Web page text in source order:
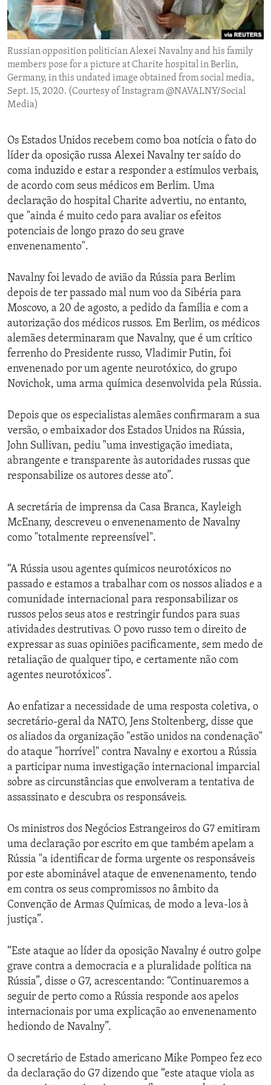
ENVIRONMENT AND HEALTH
IDEALS AND INSTITUTIONS
Russian opposition politician Alexei Navalny and his family
members pose for a picture at Charite hospital in Berlin,
Germany, in this undated image obtained from social media,
Sept. 15, 2020. (Courtesy of Instagram @NAVALNY/Social
Media)
Os Estados Unidos recebem como boa notícia o fato do
líder da oposição russa Alexei Navalny ter saído do
coma induzido e estar a responder a estímulos verbais,
de acordo com seus médicos em Berlim. Uma
declaração do hospital Charite advertiu, no entanto,
que "ainda é muito cedo para avaliar os efeitos
potenciais de longo prazo do seu grave
envenenamento".
Navalny foi levado de avião da Rússia para Berlim
depois de ter passado mal num voo da Sibéria para
Moscovo, a 20 de agosto, a pedido da família e com a
autorização dos médicos russos. Em Berlim, os médicos
alemães determinaram que Navalny, que é um crítico
ferrenho do Presidente russo, Vladimir Putin, foi
envenenado por um agente neurotóxico, do grupo
Novichok, uma arma química desenvolvida pela Rússia.
Depois que os especialistas alemães confirmaram a sua
versão, o embaixador dos Estados Unidos na Rússia,
John Sullivan, pediu "uma investigação imediata,
abrangente e transparente às autoridades russas que
responsabilize os autores desse ato”.
A secretária de imprensa da Casa Branca, Kayleigh
McEnany, descreveu o envenenamento de Navalny
como "totalmente repreensível".
“A Rússia usou agentes químicos neurotóxicos no
passado e estamos a trabalhar com os nossos aliados e a
comunidade internacional para responsabilizar os
russos pelos seus atos e restringir fundos para suas
atividades destrutivas. O povo russo tem o direito de
expressar as suas opiniões pacificamente, sem medo de
retaliação de qualquer tipo, e certamente não com
agentes neurotóxicos”.
Ao enfatizar a necessidade de uma resposta coletiva, o
secretário-geral da NATO, Jens Stoltenberg, disse que
os aliados da organização "estão unidos na condenação"
do ataque "horrível" contra Navalny e exortou a Rússia
a participar numa investigação internacional imparcial
sobre as circunstâncias que envolveram a tentativa de
assassinato e descubra os responsáveis.
Os ministros dos Negócios Estrangeiros do G7 emitiram
uma declaração por escrito em que também apelam a
Rússia "a identificar de forma urgente os responsáveis
por este abominável ataque de envenenamento, tendo
em contra os seus compromissos no âmbito da
Convenção de Armas Químicas, de modo a leva-los à
justiça”.
“Este ataque ao líder da oposição Navalny é outro golpe
grave contra a democracia e a pluralidade política na
Rússia”, disse o G7, acrescentando: “Continuaremos a
seguir de perto como a Rússia responde aos apelos
internacionais por uma explicação ao envenenamento
hediondo de Navalny”.
O secretário de Estado americano Mike Pompeo fez eco
da declaração do G7 dizendo que “este ataque viola as